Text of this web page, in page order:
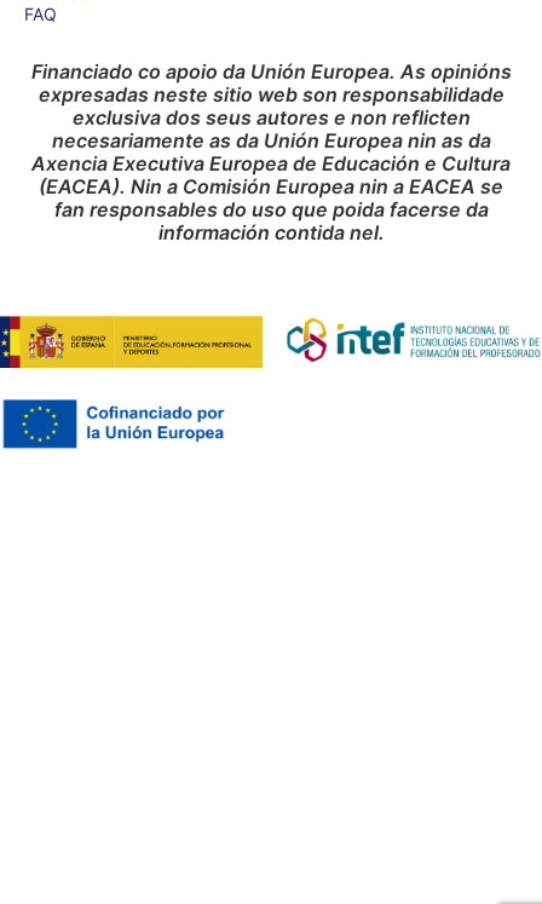
FAQ
Financiado co apoio da Unión Europea. As opinións
expresadas neste sitio web son responsabilidade
exclusiva dos seus autores e non reflicten
necesariamente as da Unión Europea nin as da
Axencia Executiva Europea de Educación e Cultura
(EACEA). Nin a Comisión Europea nin a EACEA se
fan responsables do uso que poida facerse da
información contida nel.